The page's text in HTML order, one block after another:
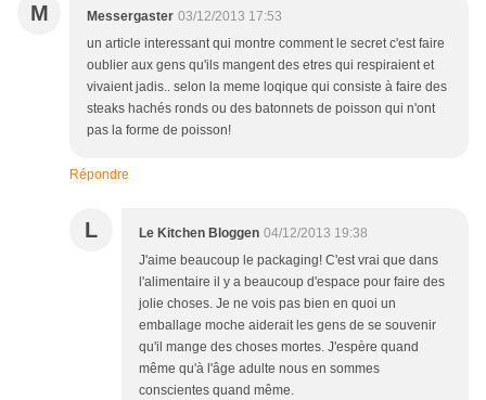
M Messergaster 03/12/2013 17:53
un article interessant qui montre comment le secret c'est faire
oublier aux gens qu'ils mangent des etres qui respiraient et
vivaient jadis.. selon la meme loqique qui consiste à faire des
steaks hachés ronds ou des batonnets de poisson qui n'ont
pas la forme de poisson!
Répondre
L Le Kitchen Bloggen 04/12/2013 19:38
J'aime beaucoup le packaging! C'est vrai que dans
l'alimentaire il y a beaucoup d'espace pour faire des
jolie choses. Je ne vois pas bien en quoi un
emballage moche aiderait les gens de se souvenir
qu'il mange des choses mortes. J'espère quand
même qu'à l'âge adulte nous en sommes
conscientes quand même.